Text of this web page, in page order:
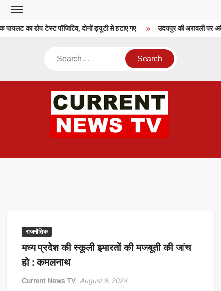
Skip
contentका डोप टेस्ट पॉजिटिव, दोनों ड्यूटी से हटाए गए उदयपुर की अरावली पर
Search
राजनीतिक
मध्य प्रदेश की स्कूली इमारतों की मजबूती की जांच
हो : कमलनाथ
Current News TV August 6, 2024